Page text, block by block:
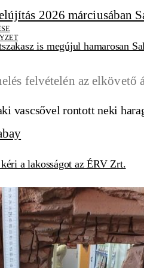
is megújul hamarosan
a lakosságot az ÉRV Zrt.
NAV a Salgó Hotelt
vascsővel rontott neki